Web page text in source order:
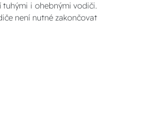
tuhými i ohebnými vodiči.
není nutné zakončovat